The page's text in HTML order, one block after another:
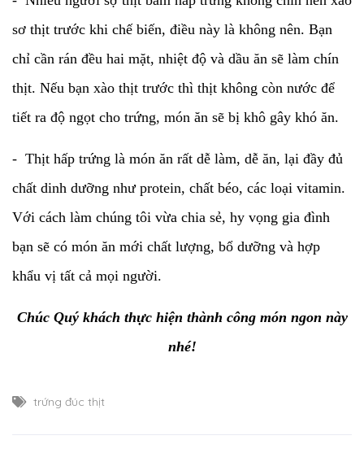
sơ thịt trước khi chế biến, điều này là không nên. Bạn
chỉ cần rán đều hai mặt, nhiệt độ và dầu ăn sẽ làm chín
thịt. Nếu bạn xào thịt trước thì thịt không còn nước để
tiết ra độ ngọt cho trứng, món ăn sẽ bị khô gây khó ăn.
- Thịt hấp trứng là món ăn rất dễ làm, dễ ăn, lại đầy đủ
chất dinh dưỡng như protein, chất béo, các loại vitamin.
Với cách làm chúng tôi vừa chia sẻ, hy vọng gia đình
bạn sẽ có món ăn mới chất lượng, bổ dưỡng và hợp
khẩu vị tất cả mọi người.
Chúc Quý khách thực hiện thành công món ngon này
nhé!
trứng đúc thịt